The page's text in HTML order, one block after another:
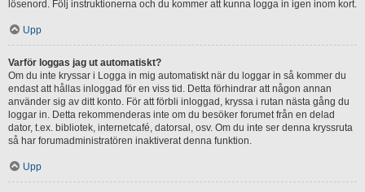
lösenord. Följ instruktionerna och du kommer att kunna logga in igen inom kort.
Upp
Varför loggas jag ut automatiskt?
Om du inte kryssar i Logga in mig automatiskt när du loggar in så kommer du
endast att hållas inloggad för en viss tid. Detta förhindrar att någon annan
använder sig av ditt konto. För att förbli inloggad, kryssa i rutan nästa gång du
loggar in. Detta rekommenderas inte om du besöker forumet från en delad
dator, t.ex. bibliotek, internetcafé, datorsal, osv. Om du inte ser denna kryssruta
så har forumadministratören inaktiverat denna funktion.
Upp